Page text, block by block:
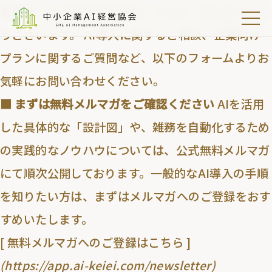
当協会へのご関心をお寄せいただき、誠にありがと
うございます。 AI導入に関するご相談、企業向け
プランに関するご質問など、以下のフォームよりお
気軽にお問い合わせください。
■ まずは無料メルマガをご確認ください AIを活用
した具体的な「設計図」や、雑務を自動化するため
の実践的なノウハウについては、公式無料メルマガ
にて順次公開しております。一般的なAI導入の手順
を知りたい方は、まずはメルマガへのご登録をおす
すめいたします。
[ 無料メルマガへのご登録はこちら ]
(https://app.ai-keiei.com/newsletter)